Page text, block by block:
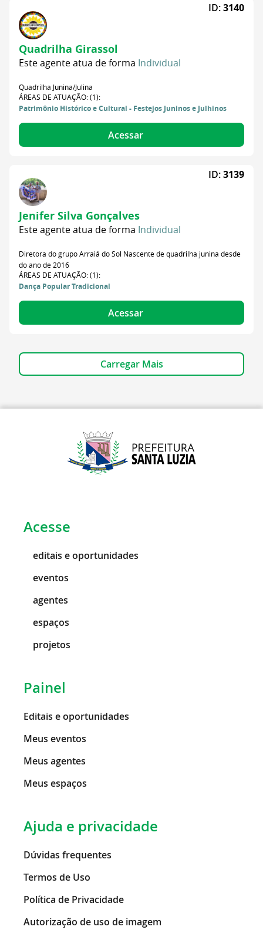
Quadrilha Girassol
Este agente atua de forma Individual
ID:3140
Quadrilha Junina/Julina
ÁREAS DE ATUAÇÃO: (1):
Patrimônio Histórico e Cultural - Festejos Juninos e Julhinos
Acessar
Jenifer Silva Gonçalves
Este agente atua de forma Individual
ID:3139
Diretora do grupo Arraiá do Sol Nascente de quadrilha junina desde
do ano de 2016
ÁREAS DE ATUAÇÃO: (1):
Dança Popular Tradicional
Acessar
Carregar Mais
Acesse
editais e oportunidades
eventos
agentes
espaços
projetos
Painel
Editais e oportunidades
Meus eventos
Meus agentes
Meus espaços
Ajuda e privacidade
Dúvidas frequentes
Termos de Uso
Política de Privacidade
Autorização de uso de imagem